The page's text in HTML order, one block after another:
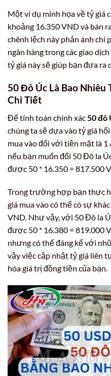
Một ví dụ minh họa về tỷ giá
khoảng 16.350 VND và bán
chênh lệch này phản ánh chi
ngân hàng trong các giao
tỷ giá này sẽ giúp bạn đưa
50 Đô Úc Là Bao
Chi Tiết
Để tính toán chính xác 50 đô
chúng ta sẽ dựa vào tỷ giá
mua vào đối với tiền mặt là 1
nếu bạn muốn đổi 50 Đô la
được 50 * 16.350 = 817.500
Trong trường hợp bạn thực
giá mua vào có thể có sự
VND. Như vậy, với 50 Đô la
được 50 * 16.380 = 819.000
nhưng có thể đáng kể với
vậy việc cập nhật tỷ giá liên
hóa giá trị đồng tiền của bạn.